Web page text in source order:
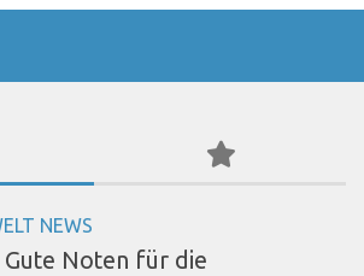
NEWS
Gute Noten für die